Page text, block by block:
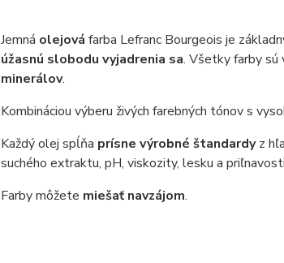
Jemná olejová farba Lefranc Bourgeois je
úžasnú slobodu vyjadrenia sa. Všetky farby sú
minerálov.
Kombináciou výberu živých farebných tónov s
Každý olej spĺňa prísne výrobné štandardyz
suchého extraktu, pH, viskozity, lesku a
Farby môžete miešať navzájom.